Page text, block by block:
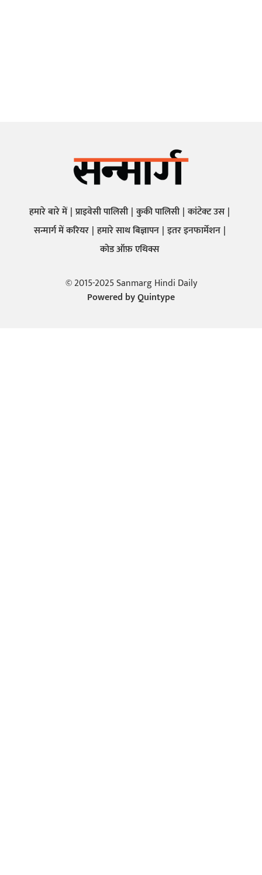
हमारे बारे में प्राइवेसी पालिसी कुकी पालिसी कांटेक्ट उस
सन्मार्ग में करियर हमारे साथ बिज्ञापन इतर इनफार्मेशन
कोड ऑफ़ एथिक्स
© 2015-2025 Sanmarg Hindi Daily
Powered byQuintype